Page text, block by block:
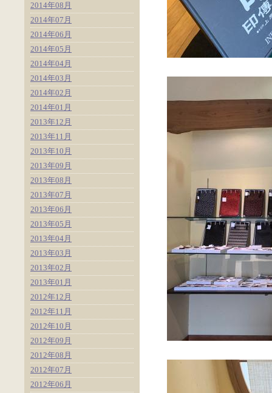
2014年08月
2014年07月
2014年06月
2014年05月
2014年04月
2014年03月
2014年02月
2014年01月
2013年12月
2013年11月
2013年10月
2013年09月
2013年08月
2013年07月
2013年06月
2013年05月
2013年04月
2013年03月
2013年02月
2013年01月
2012年12月
2012年11月
2012年10月
2012年09月
2012年08月
2012年07月
2012年06月